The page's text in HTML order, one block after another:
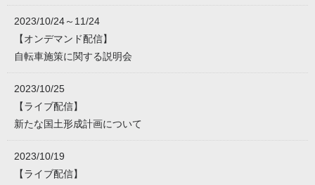
2023/10/24～11/24
【オンデマンド配信】
自転車施策に関する説明会
2023/10/25
【ライブ配信】
新たな国土形成計画について
2023/10/19
【ライブ配信】